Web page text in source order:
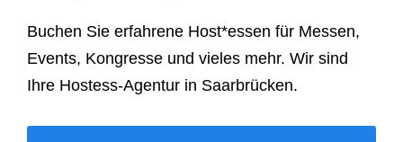
Buchen Sie erfahrene Host*essen für Messen,
Events, Kongresse und vieles mehr. Wir sind
Ihre Hostess-Agentur in Saarbrücken.